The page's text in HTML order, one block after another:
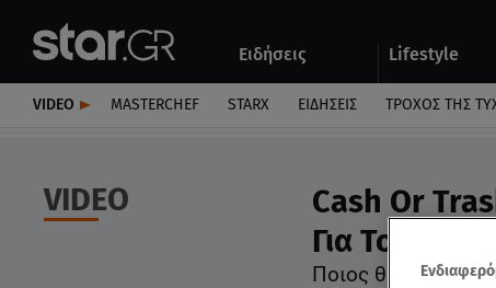
Ειδήσεις Lifestyle
Αυτοκίνητο
VIDEO MASTERCHEF STARX ΕΙΔΉΣΕΙΣ ΤΡΟΧΌΣ ΤΗΣ
VIDEO
Cash Or
Για Το Ρολόι
Ποιος θα το πάρει;